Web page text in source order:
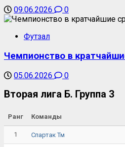
09.06.2026 0
Футзал
Чемпионство в
05.06.2026 0
Вторая лига Б. Группа 3
Ранг Команды
1 Спартак Тм